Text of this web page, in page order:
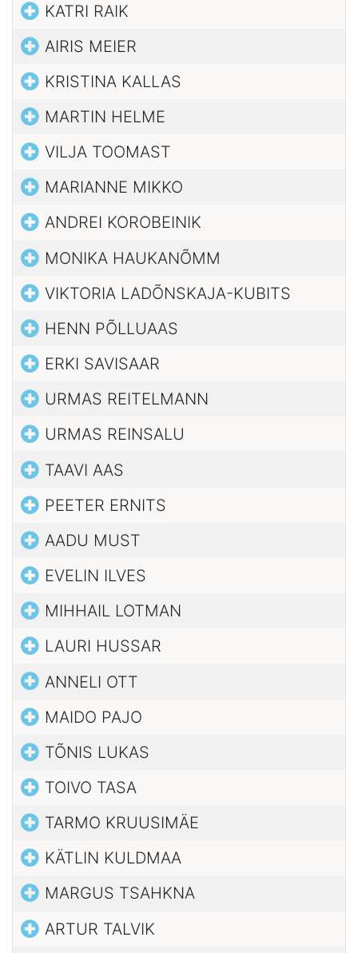
KATRI RAIK
AIRIS MEIER
KRISTINA KALLAS
MARTIN HELME
VILJA TOOMAST
MARIANNE MIKKO
ANDREI KOROBEINIK
MONIKA HAUKANÕMM
VIKTORIA LADÕNSKAJA-KUBITS
HENN PÕLLUAAS
ERKI SAVISAAR
URMAS REITELMANN
URMAS REINSALU
TAAVI AAS
PEETER ERNITS
AADU MUST
EVELIN ILVES
MIHHAIL LOTMAN
LAURI HUSSAR
ANNELI OTT
MAIDO PAJO
TÕNIS LUKAS
TOIVO TASA
TARMO KRUUSIMÄE
KÄTLIN KULDMAA
MARGUS TSAHKNA
ARTUR TALVIK